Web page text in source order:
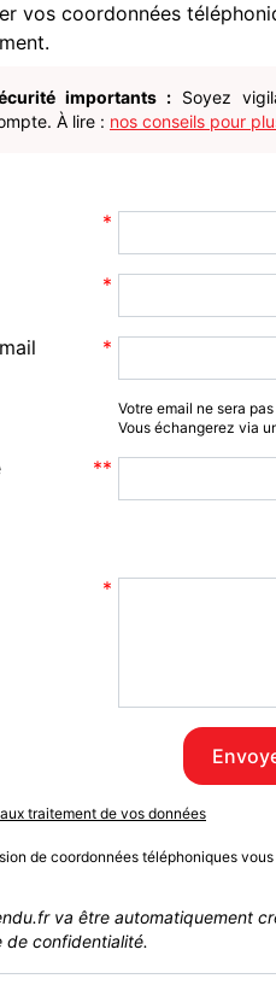
vos coordonnées
importants : Soyez
À lire : nos conseils pour
Votre email ne sera
Vous échangerez via
traitement de vos données
de coordonnées téléphoniques
va être automatiquement
de confidentialité.